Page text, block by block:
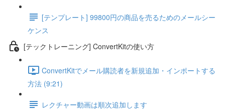
[テンプレート] 99800円の商品を売るためのメールシー
ケンス
[テックトレーニング] ConvertKitの使い方
ConvertKitでメール購読者を新規追加・インポートする
方法 (9:21)
レクチャー動画は順次追加します